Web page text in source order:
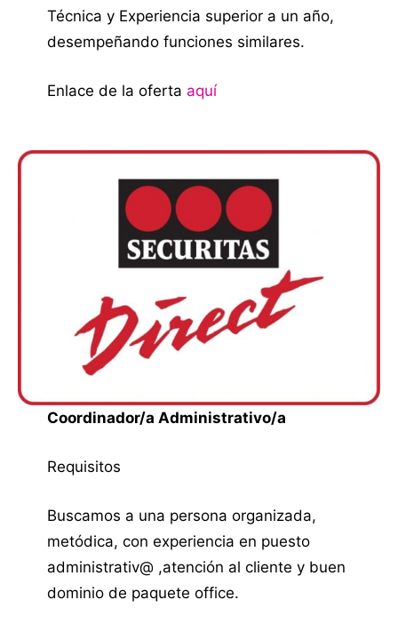
Técnica y Experiencia superior a un año,
desempeñando funciones similares.
Enlace de la oferta aquí
Coordinador/a Administrativo/a
Requisitos
Buscamos a una persona organizada,
metódica, con experiencia en puesto
administrativ@ ,atención al cliente y buen
dominio de paquete office.